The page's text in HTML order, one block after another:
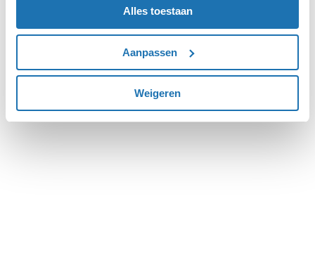
Alles toestaan
Aanpassen
Weigeren